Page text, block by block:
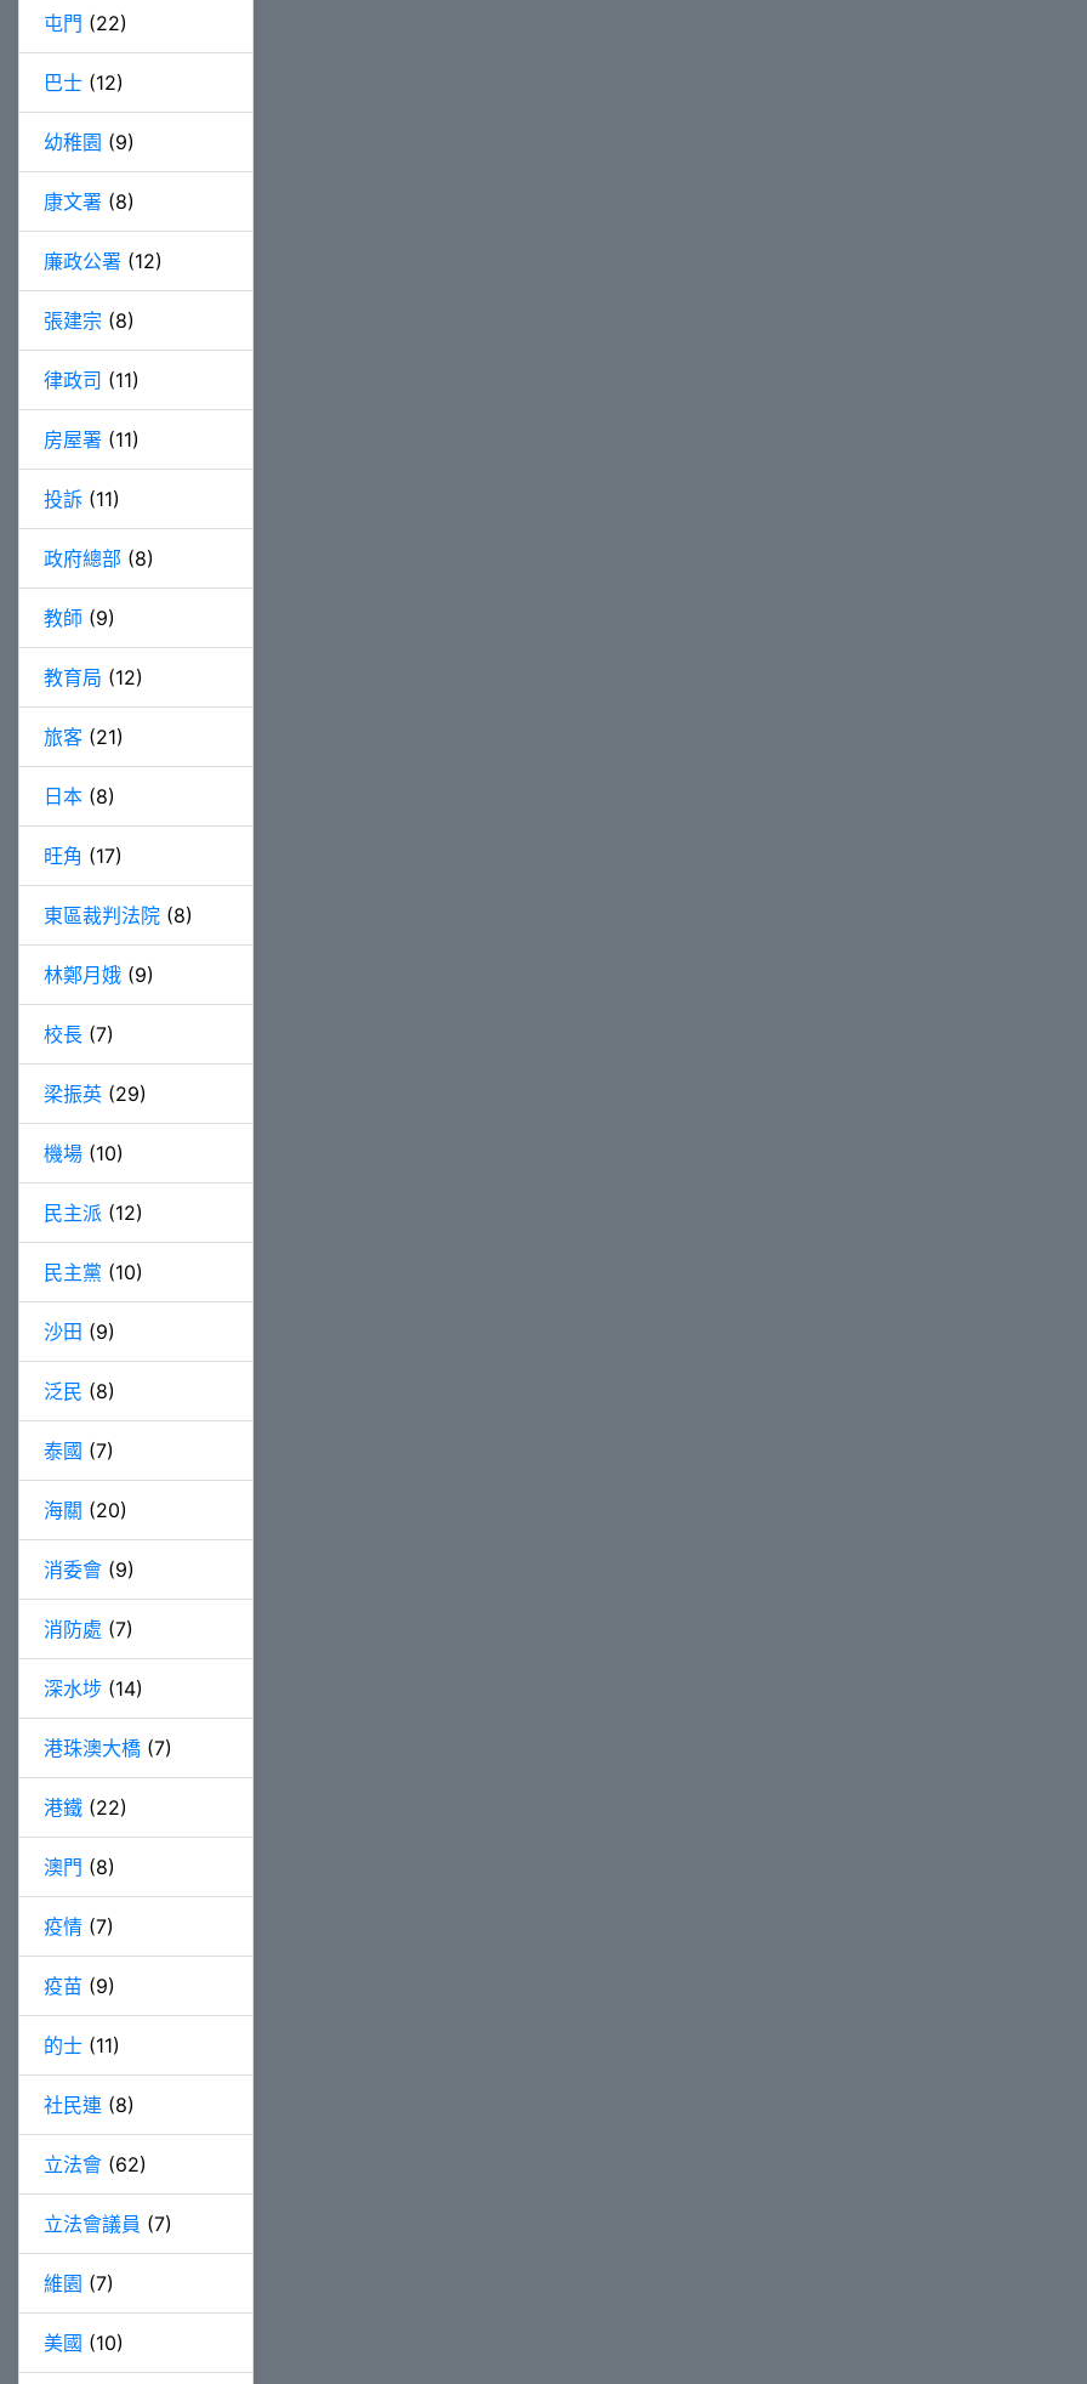
屯門 (22)
巴士 (12)
幼稚園 (9)
康文署 (8)
廉政公署 (12)
張建宗 (8)
律政司 (11)
房屋署 (11)
投訴 (11)
政府總部 (8)
教師 (9)
教育局 (12)
旅客 (21)
日本 (8)
旺角 (17)
東區裁判法院 (8)
林鄭月娥 (9)
校長 (7)
梁振英 (29)
機場 (10)
民主派 (12)
民主黨 (10)
沙田 (9)
泛民 (8)
泰國 (7)
海關 (20)
消委會 (9)
消防處 (7)
深水埗 (14)
港珠澳大橋 (7)
港鐵 (22)
澳門 (8)
疫情 (7)
疫苗 (9)
的士 (11)
社民連 (8)
立法會 (62)
立法會議員 (7)
維園 (7)
美國 (10)